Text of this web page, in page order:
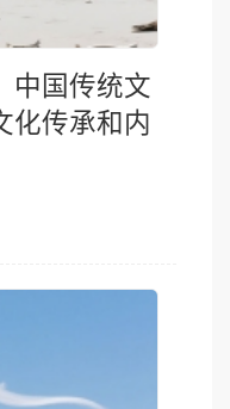
中国传统文
化传承和内